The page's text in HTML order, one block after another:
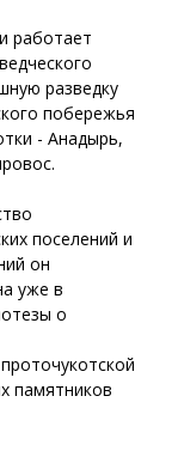
работает
разведку
побережья
- Анадырь,
поселений и
он
уже в
о
памятников